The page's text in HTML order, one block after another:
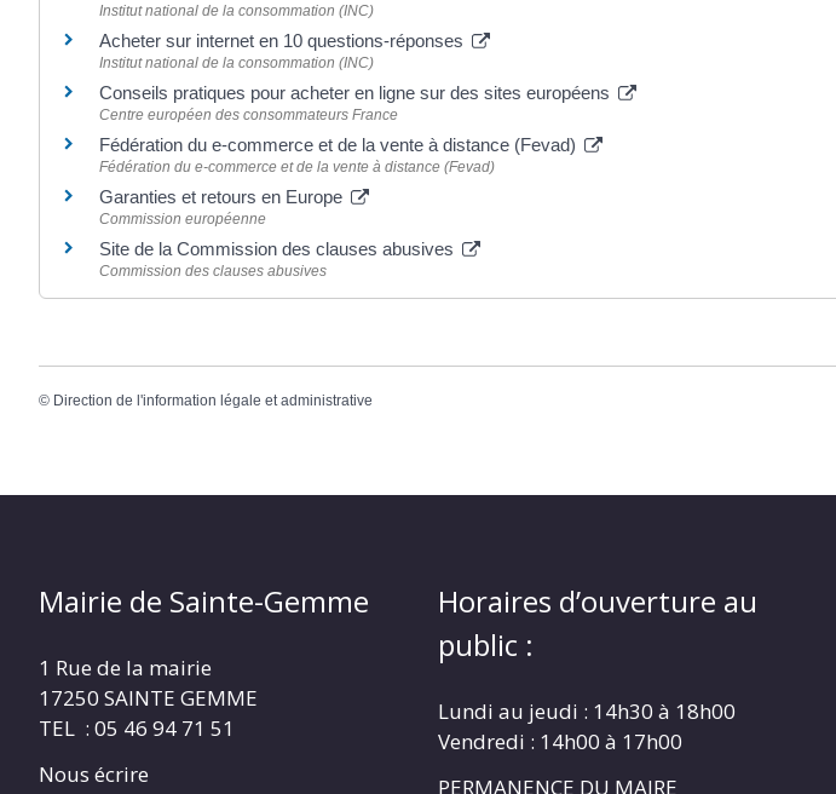
Institut national de la consommation (INC)
Acheter sur internet en 10 questions-réponses
Institut national de la consommation (INC)
Conseils pratiques pour acheter en ligne sur des sites européens
Centre européen des consommateurs France
Fédération du e-commerce et de la vente à distance (Fevad)
Fédération du e-commerce et de la vente à distance (Fevad)
Garanties et retours en Europe
Commission européenne
Site de la Commission des clauses abusives
Commission des clauses abusives
© Direction de l'information légale et administrative
Mairie de Sainte-Gemme
1 Rue de la mairie
17250 SAINTE GEMME
TEL : 05 46 94 71 51
Nous écrire
Horaires d’ouverture au
public :
Lundi au jeudi : 14h30 à 18h00
Vendredi : 14h00 à 17h00
PERMANENCE DU MAIRE